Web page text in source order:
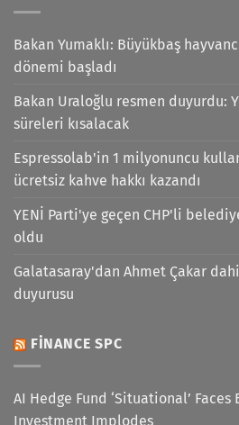
Bakan Yumaklı: Büyükbaş
dönemi başladı
Bakan Uraloğlu resmen duyurdu:
süreleri kısalacak
Espressolab'in 1 milyonuncu
ücretsiz kahve hakkı kazandı
YENİ Parti'ye geçen CHP'li
oldu
Galatasaray'dan Ahmet Çakar
duyurusu
FINANCE SPC
AI Hedge Fund ‘Situational’
Investment Implodes